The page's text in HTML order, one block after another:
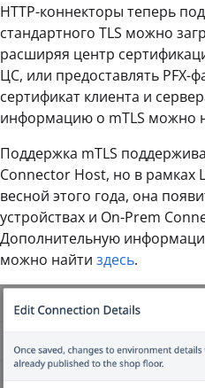
HTTP-коннекторы теперь
стандартного TLS можно
расширяя центр
ЦС, или предоставлять
сертификат клиента и
информацию о mTLS можно
Поддержка mTLS
Connector Host, но в рамках
весной этого года, она
устройствах и On-Prem
Дополнительную
можно найти здесь.